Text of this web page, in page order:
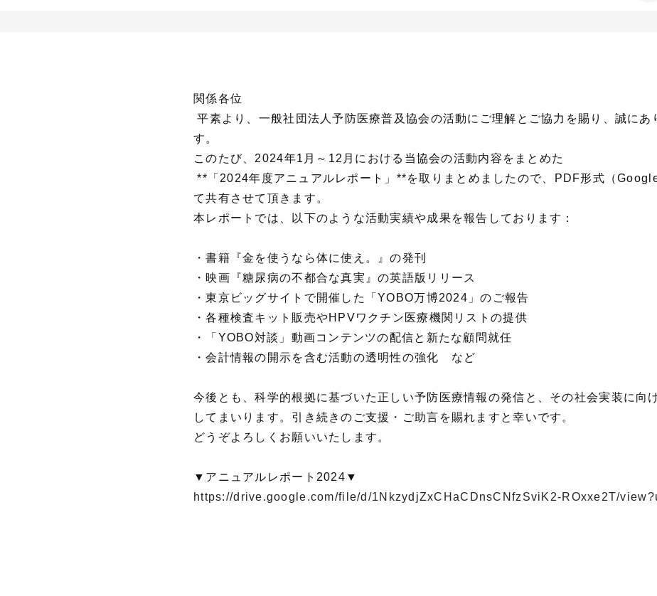
関係各位
平素より、一般社団法人予防医療普及協会の活動にご理解とご協力を賜り、誠にあ
す。
このたび、2024年1月～12月における当協会の活動内容をまとめた
**「2024年度アニュアルレポート」**を取りまとめましたので、PDF形式（
て共有させて頂きます。
本レポートでは、以下のような活動実績や成果を報告しております：
・書籍『金を使うなら体に使え。』の発刊
・映画『糖尿病の不都合な真実』の英語版リリース
・東京ビッグサイトで開催した「YOBO万博2024」のご報告
・各種検査キット販売やHPVワクチン医療機関リストの提供
・「YOBO対談」動画コンテンツの配信と新たな顧問就任
・会計情報の開示を含む活動の透明性の強化 など
今後とも、科学的根拠に基づいた正しい予防医療情報の発信と、その社会実装に向
してまいります。引き続きのご支援・ご助言を賜れますと幸いです。
どうぞよろしくお願いいたします。
▼アニュアルレポート2024▼
https://drive.google.com/file/d/1NkzydjZxCHaCDnsCNfzSviK2-ROxxe2T/